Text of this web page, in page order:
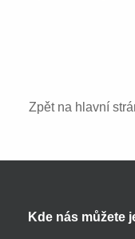
Zpět na hlavní
Kde nás můžete